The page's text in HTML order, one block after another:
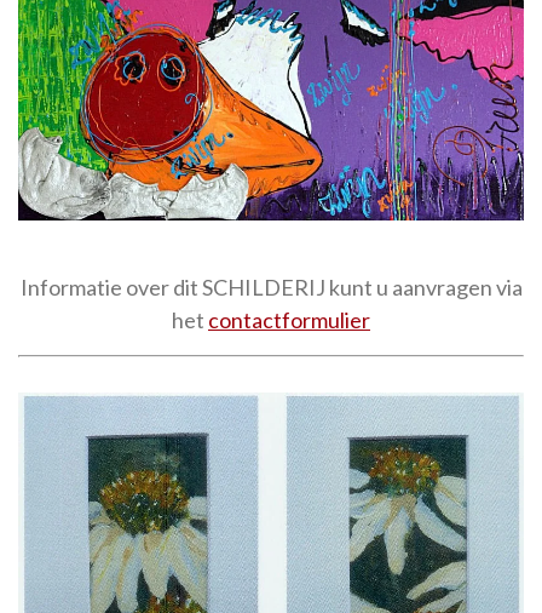
Informatie over dit SCHILDERIJ kunt u aanvragen via
het contactformulier